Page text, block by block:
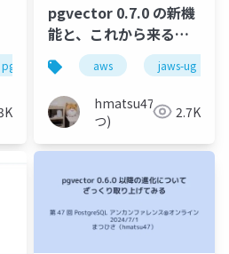
pgvector pgvectorscale
pgvector 0.7.0 の新機
能と、これから来る
（かもしれない）
pgvectorscale
aws jaws-ug
hmatsu47(ま
つ)
2.7K